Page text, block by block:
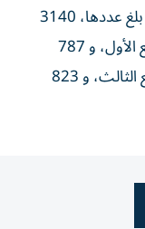
وفيما يتعلق بشكاوى المستهلكين، حيث بلغ عددها، 3140
شكوى، توزعت على: 765 شكوى في الربع الأول، و 787
شكوى في الربع الثاني، و 765 شكوى للربع الثالث، و 823